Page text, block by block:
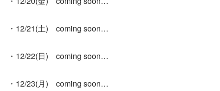
・12/21(土)　coming soon…
・12/22(日)　coming soon…
・12/23(月)　coming soon…